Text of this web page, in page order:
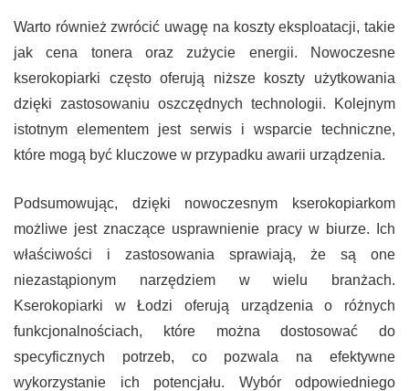
Warto również zwrócić uwagę na koszty eksploatacji, takie
jak cena tonera oraz zużycie energii. Nowoczesne
kserokopiarki często oferują niższe koszty użytkowania
dzięki zastosowaniu oszczędnych technologii. Kolejnym
istotnym elementem jest serwis i wsparcie techniczne,
które mogą być kluczowe w przypadku awarii urządzenia.
Podsumowując, dzięki nowoczesnym kserokopiarkom
możliwe jest znaczące usprawnienie pracy w biurze. Ich
właściwości i zastosowania sprawiają, że są one
niezastąpionym narzędziem w wielu branżach.
Kserokopiarki w Łodzi oferują urządzenia o różnych
funkcjonalnościach, które można dostosować do
specyficznych potrzeb, co pozwala na efektywne
wykorzystanie ich potencjału. Wybór odpowiedniego